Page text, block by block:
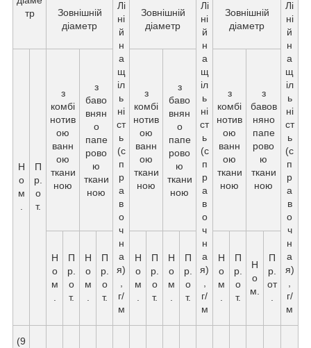
тр
Зовнішній
діаметр
Лі
ні
й
н
а
щ
іл
ь
ні
ст
ь
(с
п
р
а
в
о
ч
н
а
я)
г/
м
Зовнішній
діаметр
Лі
ні
й
н
а
щ
іл
ь
ні
ст
ь
(с
п
р
а
в
о
ч
н
а
я)
г/
м
Зовнішній
діаметр
Лі
ні
й
н
а
щ
іл
ь
ні
ст
ь
(с
п
р
а
в
о
ч
н
а
я)
г/
м
Н
о
м
П
р.
о
т.
з
комбі
нотив
ою
ванн
ою
ткани
ною
з
баво
внян
о
папе
рово
ю
ткани
ною
з
комбі
нотив
ою
ванн
ою
ткани
ною
з
баво
внян
о
папе
рово
ю
ткани
ною
з
комбі
нотив
ою
ванн
ою
ткани
ною
з
бавов
няно
папе
рово
ю
ткани
ною
Н
о
м
П
р.
о
т.
Н
о
м
П
р.
о
т.
Н
о
м
П
р.
о
т.
Н
о
м
П
р.
о
т.
Н
о
м
П
р.
о
т.
Н
о
м.
П
р.
от
(9